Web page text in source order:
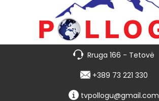
Rruga 166 - Tetovë
+389 73 221 330
tvpollogu@gmail.com